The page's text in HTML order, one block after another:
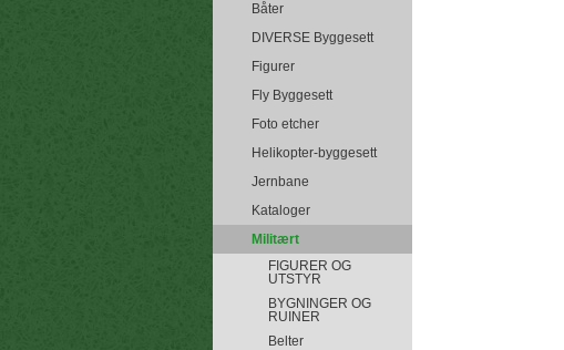
Båter
DIVERSE Byggesett
Figurer
Fly Byggesett
Foto etcher
Helikopter-byggesett
Jernbane
Kataloger
Militært
FIGURER OG
UTSTYR
BYGNINGER OG
RUINER
Belter